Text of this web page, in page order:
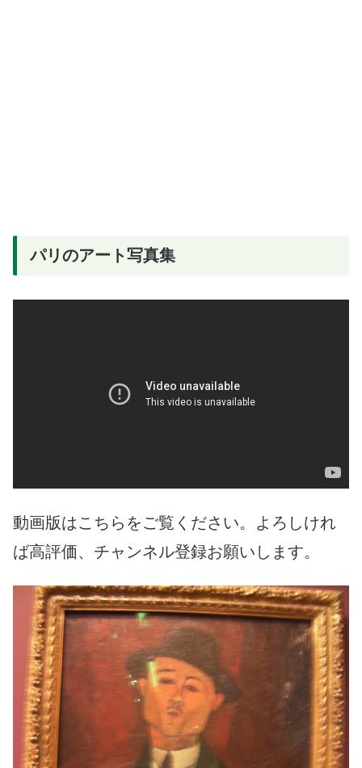
パリのアート写真集
動画版はこちらをご覧ください。よろしけれ
ば高評価、チャンネル登録お願いします。